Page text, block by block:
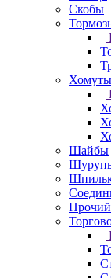
Скобы
Хомуты
Шайбы
Прочий